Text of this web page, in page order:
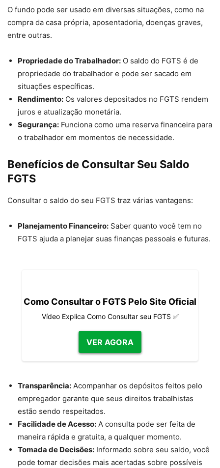
O fundo pode ser usado em diversas situações, como na
compra da casa própria, aposentadoria, doenças graves,
entre outras.
Propriedade do Trabalhador: O saldo do FGTS é de
propriedade do trabalhador e pode ser sacado em
situações específicas.
Rendimento: Os valores depositados no FGTS rendem
juros e atualização monetária.
Segurança: Funciona como uma reserva financeira para
o trabalhador em momentos de necessidade.
Benefícios de Consultar Seu Saldo
FGTS
Consultar o saldo do seu FGTS traz várias vantagens:
Planejamento Financeiro: Saber quanto você tem no
FGTS ajuda a planejar suas finanças pessoais e futuras.
Como Consultar o FGTS Pelo Site Oficial
Vídeo Explica Como Consultar seu FGTS ✅
VER AGORA
Transparência: Acompanhar os depósitos feitos pelo
empregador garante que seus direitos trabalhistas
estão sendo respeitados.
Facilidade de Acesso: A consulta pode ser feita de
maneira rápida e gratuita, a qualquer momento.
Tomada de Decisões: Informado sobre seu saldo, você
pode tomar decisões mais acertadas sobre possíveis